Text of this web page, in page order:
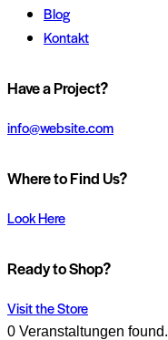
Blog
Kontakt
Have a Project?
info@website.com
Where to Find Us?
Look Here
Ready to Shop?
Visit the Store
0 Veranstaltungen found.